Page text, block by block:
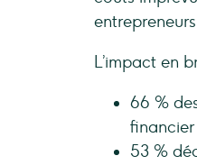
L’impact en
66 %
financier
53 %